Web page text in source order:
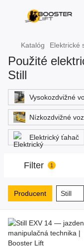
Katalóg Elektrické
Použité
Still
Vysokozdvižné
Nízkozdvižné
Elektrický ťahač
Filter 1
Producent Still